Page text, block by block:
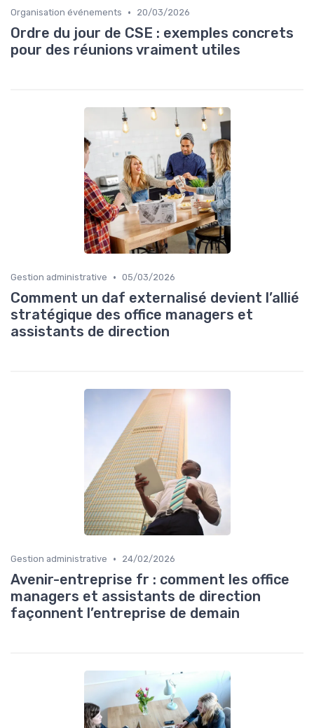
Organisation événements • 20/03/2026
Ordre du jour de CSE : exemples concrets
pour des réunions vraiment utiles
Gestion administrative • 05/03/2026
Comment un daf externalisé devient l’allié
stratégique des office managers et
assistants de direction
Gestion administrative • 24/02/2026
Avenir-entreprise fr : comment les office
managers et assistants de direction
façonnent l’entreprise de demain